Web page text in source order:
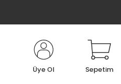
Üye Ol Sepetim